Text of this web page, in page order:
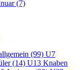
(7)
(99) U7
(14) U13 Knaben